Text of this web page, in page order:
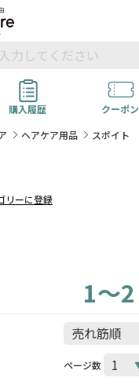
購入履歴
クーポン
ヘアケア用品 スポイト
リーに登録
1～2
ページ数